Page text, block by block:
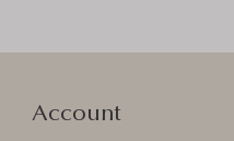
Account